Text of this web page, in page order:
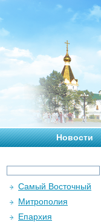
Новости
Самый Восточный
Митрополия
Епархия